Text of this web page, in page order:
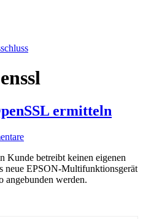
ermitteln
Kunde betreibt keinen eigenen
neue EPSON-Multifunktionsgerät
angebunden werden.